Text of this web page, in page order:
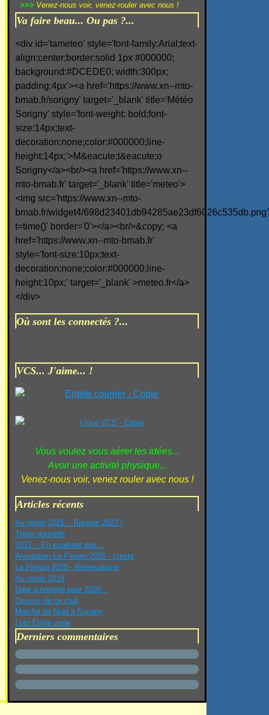
>>> Venez-nous voir, venez-rouler avec nous !
Va faire beau... Ou pas ?...
<div id='tameteo' style='font-family:Arial;text-
align:center;border:solid 1px #000000;
background:#DCEDE0; width:300px;
padding:4px'><a href='https://www.xn--mto-
bmab.fr/sorigny' target='_blank' title='Météo
Sorigny' style='font-weight: bold;font-
size:14px;text-
decoration:none;color:#000000;line-
height:14px;'>M&eacute;t&eacute;o
Sorigny</a><br/><a href='https://www.xn--
mto-bmab.fr' target='_blank' title='meteo'>
<img src='https://www.xn--mto-
bmab.fr/widget4/
t=time()' border='0'></a><br/>&copy; <a
href='https://www.xn--mto-bmab.fr'
style='font-size:10px;text-
decoration:none;color:#000000;line-
height:10px;' target='_blank' >meteo.fr</a>
</div>
Où sont les connectés ?...
VCS... J'aime... !
Vous voulez vous aérer les idées...
Avoir une activité physique...
Venez-nous voir, venez rouler avec nous !
Articles récents
Au revoir 2021... Bonjour 2022 !
Triste nouvelle
2021... En espérant que...
Annulation La Pimpin 2020 - Izeste
La Pimpin 2020 - Réservations
Au revoir 2019
Date à prendre pour 2020...
Devenir de ce club
Marché de Noël à Sorigny
Loto Étoile verte
Derniers commentaires